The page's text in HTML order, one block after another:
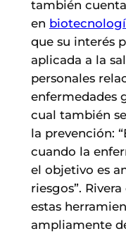
también
en
que su interés
aplicada a la
personales
enfermedades
cual también
la prevención:
cuando la
el objetivo es
riesgos”.
estas
ampliamente